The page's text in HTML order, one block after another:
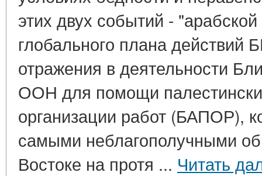
этих двух событий -
глобального плана действий
отражения в деятельности
ООН для помощи
организации работ (БАПОР),
самыми неблагополучными
Востоке на протя ... Читать